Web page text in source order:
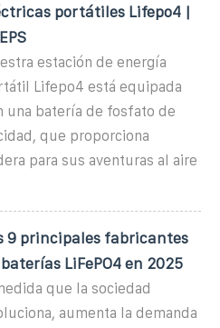
portátiles Lifepo4 |
estación de energía
Lifepo4 está equipada
una batería de fosfato de
que proporciona
para sus aventuras al aire
9 principales fabricantes
LiFePO4 en 2025
que la sociedad
aumenta la demanda